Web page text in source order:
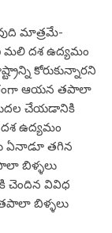
మాత్రమే-
మలి దశ ఉద్యమం
కోరుకున్నారని
ఆయన తపాలా
చేయడానికి
ఉద్యమం
ఏనాడూ తగిన
బిళ్ళలు
చెందిన వివిధ
బిళ్ళలు